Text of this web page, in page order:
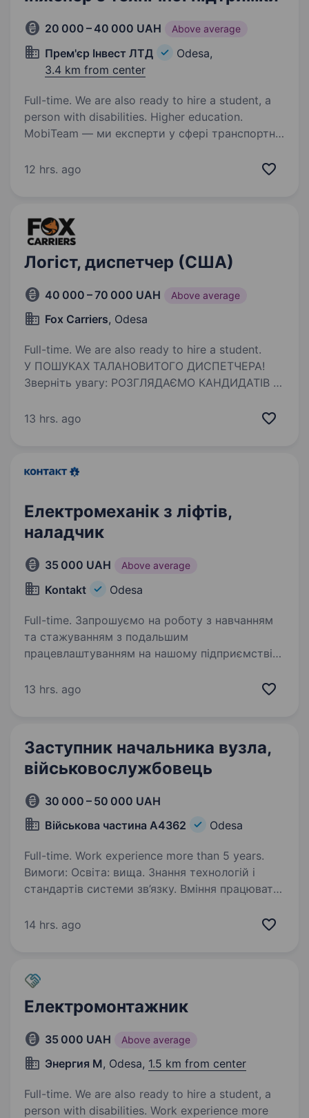
20 000 – 40 000 UAH Above average
Прем'єр Інвест ЛТД
Odesa,
3.4 km from center
Full-time. We are also ready to hire a student, a
person with disabilities. Higher education.
MobiTeam — ми експерти у сфері транспортної
Допомагаємо бізнесу контролювати
шукаємо технічного…
12 hrs. ago
Логіст, диспетчер (США)
40 000 – 70 000 UAH Above average
Fox Carriers, Odesa
Full-time. We are also ready to hire a student.
У ПОШУКАХ ТАЛАНОВИТОГО ДИСПЕТЧЕРА!
Зверніть увагу: РОЗГЛЯДАЄМО КАНДИДАТІВ У
з'єднуємо різні куточки Америки
13 hrs. ago
Електромеханік з ліфтів,
наладчик
35 000 UAH Above average
Kontakt Odesa
Full-time. Запрошуємо на роботу з навчанням
та стажуванням з подальшим
працевлаштуванням на нашому підприємстві
Робота із інтелектуальним ліфтовим
13 hrs. ago
Заступник начальника вузла,
військовослужбовець
30 000 – 50 000 UAH
Військова частина А4362
Odesa
Full-time. Work experience more than 5 years.
Вимоги: Освіта: вища. Знання технологій і
стандартів системи зв’язку. Вміння працювати
Готовність до виконання військових
14 hrs. ago
Електромонтажник
35 000 UAH Above average
Энергия М, Odesa, 1.5 km from center
Full-time. We are also ready to hire a student, a
person with disabilities. Work experience more